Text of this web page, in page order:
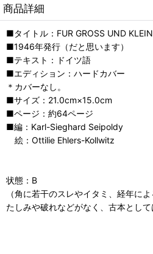
商品詳細
■タイトル：FUR GROSS UND KLEIN
■1946年発行（だと思います）
■テキスト：ドイツ語
■エディション：ハードカバー
＊カバーなし。
■サイズ：21.0cm×15.0cm
■ページ：約64ページ
■編：Karl-Sieghard Seipoldy
絵：Ottilie Ehlers-Kollwitz
状態：B
（角に若干のスレやイタミ、経年に
たしみや破れなどがなく、古本として